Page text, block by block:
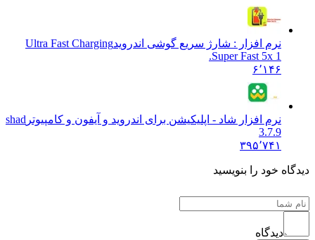
نرم افزار : شارژ سریع گوشی اندرویدUltra Fast Charging
Super Fast 5x 1.
۶٬۱۴۶
نرم افزار شاد - اپلیکیشن برای اندروید و آیفون و کامپیوتر shad
3.7.9
۳۹۵٬۷۴۱
دیدگاه خود را بنویسید
دیدگاه